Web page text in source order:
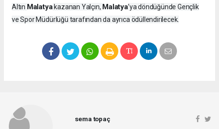
Altın Malatyakazanan Yalçın, Malatya’ya döndüğünde Gençlik
ve Spor Müdürlüğü tarafından da ayrıca ödüllendirilecek.
sema topaç